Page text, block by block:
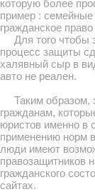
которую более
пример :
гражданское право
Для того чтобы
процесс защиты
халявный сыр в
авто не реален.
Таким образом,
гражданам,
юристов именно в
применению норм
люди имеют
правозащитников
гражданского
сайтах.